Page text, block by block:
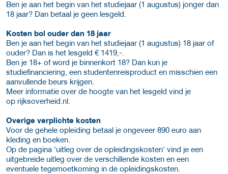
Ben je aan het begin van het studiejaar (1 augustus) jonger dan
18 jaar? Dan betaal je geen lesgeld.
Kosten bol ouder dan 18 jaar
Ben je aan het begin van het studiejaar (1 augustus) 18 jaar of
ouder? Dan is het lesgeld € 1419,-.
Ben je 18+ of word je binnenkort 18? Dan kun je
studiefinanciering, een studentenreisproduct en misschien een
aanvullende beurs krijgen.
Meer informatie over de hoogte van het lesgeld vind je
op rijksoverheid.nl.
Overige verplichte kosten
Voor de gehele opleiding betaal je ongeveer 890 euro aan
kleding en boeken.
Op de pagina 'uitleg over de opleidingskosten' vind je een
uitgebreide uitleg over de verschillende kosten en een
eventuele tegemoetkoming in de opleidingskosten.